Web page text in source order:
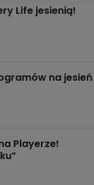
Life jesienią!
na jesień
Playerze!